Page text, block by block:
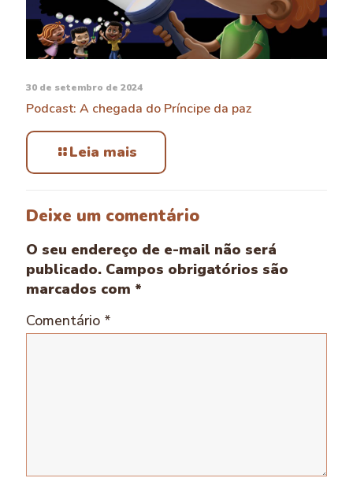
30 de setembro de 2024
Podcast: A chegada do Príncipe da paz
Leia mais
Deixe um comentário
O seu endereço de e-mail não será
publicado. Campos obrigatórios são
marcados com *
Comentário *